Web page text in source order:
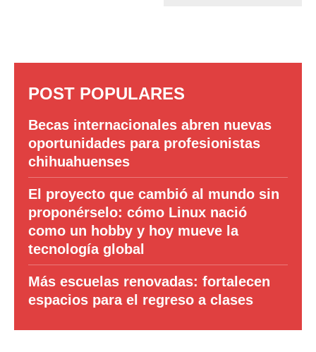
POST POPULARES
Becas internacionales abren nuevas
oportunidades para profesionistas
chihuahuenses
El proyecto que cambió al mundo sin
proponérselo: cómo Linux nació
como un hobby y hoy mueve la
tecnología global
Más escuelas renovadas: fortalecen
espacios para el regreso a clases